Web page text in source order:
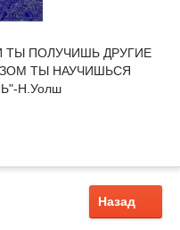
ТЫ ПОЛУЧИШЬ ДРУГИЕ
ТЫ НАУЧИШЬСЯ
Н.Уолш
Назад